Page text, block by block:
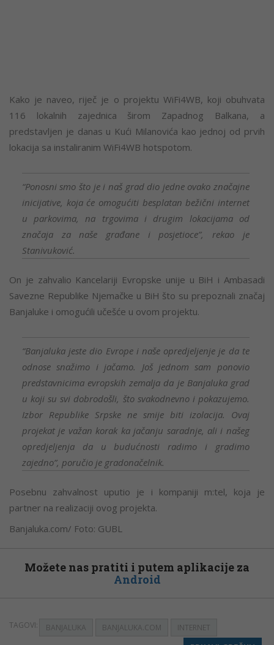
Kako je naveo, riječ je o projektu WiFi4WB, koji obuhvata
116 lokalnih zajednica širom Zapadnog Balkana, a
predstavljen je danas u Kući Milanovića kao jednoj od prvih
lokacija sa instaliranim WiFi4WB hotspotom.
“Ponosni smo što je i naš grad dio jedne ovako značajne
inicijative, koja će omogućiti besplatan bežični internet
u parkovima, na trgovima i drugim lokacijama od
značaja za naše građane i posjetioce”, rekao je
Stanivuković.
On je zahvalio Kancelariji Evropske unije u BiH i Ambasadi
Savezne Republike Njemačke u BiH što su prepoznali značaj
Banjaluke i omogućili učešće u ovom projektu.
“Banjaluka jeste dio Evrope i naše opredjeljenje je da te
odnose snažimo i jačamo. Još jednom sam ponovio
predstavnicima evropskih zemalja da je Banjaluka grad
u koji su svi dobrodošli, što svakodnevno i pokazujemo.
Izbor Republike Srpske ne smije biti izolacija. Ovaj
projekat je važan korak ka jačanju saradnje, ali i našeg
opredjeljenja da u budućnosti radimo i gradimo
zajedno”, poručio je gradonačelnik.
Posebnu zahvalnost uputio je i kompaniji m:tel, koja je
partner na realizaciji ovog projekta.
Banjaluka.com/ Foto: GUBL
Možete nas pratiti i putem aplikacije za
Android
TAGOVI: BANJALUKA BANJALUKA.COM INTERNET